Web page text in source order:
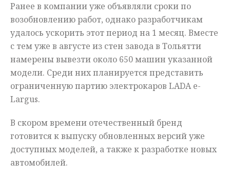
Ранее в компании уже объявляли сроки по
возобновлению работ, однако разработчикам
удалось ускорить этот период на 1 месяц. Вместе
с тем уже в августе из стен завода в Тольятти
намерены вывезти около 650 машин указанной
модели. Среди них планируется представить
ограниченную партию электрокаров LADA e-
Largus.
В скором времени отечественный бренд
готовится к выпуску обновленных версий уже
доступных моделей, а также к разработке новых
автомобилей.